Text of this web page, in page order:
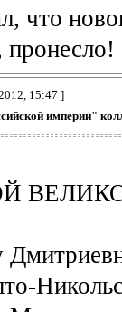
что
пронесло!
15:47 ]
империи"